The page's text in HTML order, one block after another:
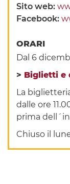
Sito web:
Facebook:
ORARI
Dal 6
> Biglietti e
La
dalle ore
prima
Chiuso il